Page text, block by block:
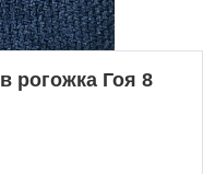
рогожка Гоя 8